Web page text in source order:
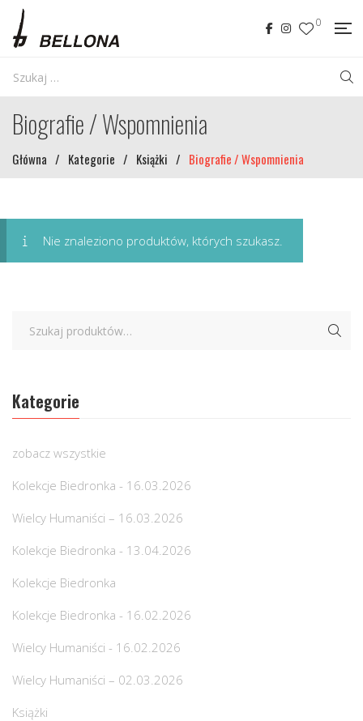
0
Biografie / Wspomnienia
Główna / Kategorie / Książki / Biografie / Wspomnienia
Nie znaleziono produktów, których szukasz.
Kategorie
zobacz wszystkie
Kolekcje Biedronka - 16.03.2026
Wielcy Humaniści – 16.03.2026
Kolekcje Biedronka - 13.04.2026
Kolekcje Biedronka
Kolekcje Biedronka - 16.02.2026
Wielcy Humaniści - 16.02.2026
Wielcy Humaniści – 02.03.2026
Książki